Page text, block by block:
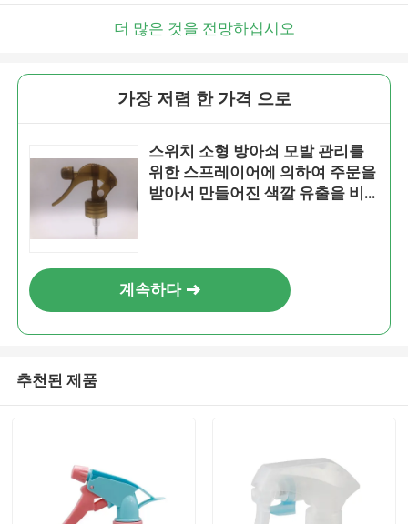
더 많은 것을 전망하십시오
가장 저렴 한 가격 으로
스위치 소형 방아쇠 모발 관리를
위한 스프레이어에 의하여 주문을
받아서 만들어진 색깔 유출을 비
계속하다
추천된 제품